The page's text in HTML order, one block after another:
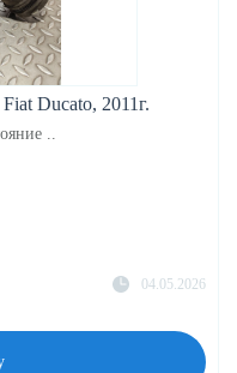
Ducato, 2011г.
..
04.05.2026